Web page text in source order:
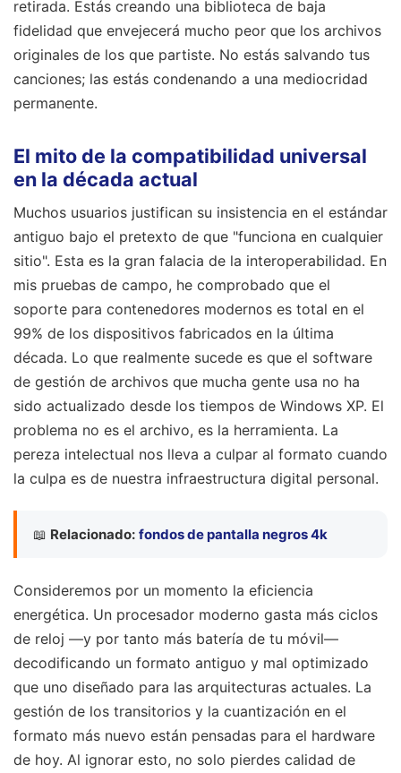
retirada. Estás creando una biblioteca de baja
fidelidad que envejecerá mucho peor que los archivos
originales de los que partiste. No estás salvando tus
canciones; las estás condenando a una mediocridad
permanente.
El mito de la compatibilidad universal
en la década actual
Muchos usuarios justifican su insistencia en el estándar
antiguo bajo el pretexto de que "funciona en cualquier
sitio". Esta es la gran falacia de la interoperabilidad. En
mis pruebas de campo, he comprobado que el
soporte para contenedores modernos es total en el
99% de los dispositivos fabricados en la última
década. Lo que realmente sucede es que el software
de gestión de archivos que mucha gente usa no ha
sido actualizado desde los tiempos de Windows XP. El
problema no es el archivo, es la herramienta. La
pereza intelectual nos lleva a culpar al formato cuando
la culpa es de nuestra infraestructura digital personal.
📖 Relacionado: fondos de pantalla negros 4k
Consideremos por un momento la eficiencia
energética. Un procesador moderno gasta más ciclos
de reloj —y por tanto más batería de tu móvil—
decodificando un formato antiguo y mal optimizado
que uno diseñado para las arquitecturas actuales. La
gestión de los transitorios y la cuantización en el
formato más nuevo están pensadas para el hardware
de hoy. Al ignorar esto, no solo pierdes calidad de